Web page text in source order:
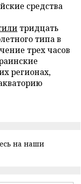
средства
тридцать
типа в
трех часов
регионах,
на наши